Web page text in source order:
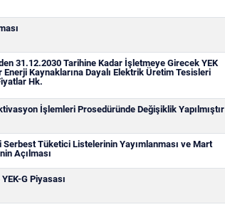
31.12.2030 Tarihine Kadar İşletmeye Girecek YEK
Enerji Kaynaklarına Dayalı Elektrik Üretim Tesisleri
Hk.
İşlemleri Prosedüründe Değişiklik Yapılmıştır
Serbest Tüketici Listelerinin Yayımlanması ve Mart
Açılması
G Piyasası